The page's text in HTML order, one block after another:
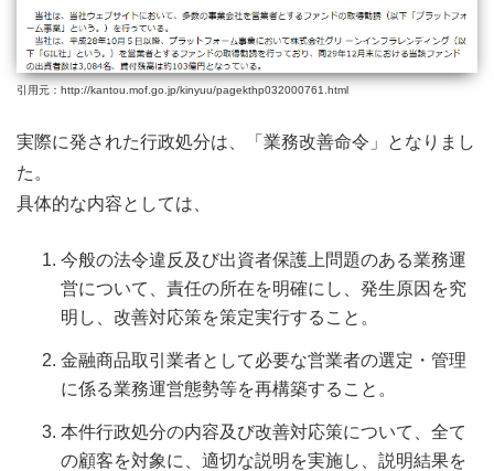
引用元：http://kantou.mof.go.jp/kinyuu/pagekthp032000761.html
実際に発された行政処分は、「業務改善命令」となりまし
た。
具体的な内容としては、
今般の法令違反及び出資者保護上問題のある業務運
営について、責任の所在を明確にし、発生原因を究
明し、改善対応策を策定実行すること。
金融商品取引業者として必要な営業者の選定・管理
に係る業務運営態勢等を再構築すること。
本件行政処分の内容及び改善対応策について、全て
の顧客を対象に、適切な説明を実施し、説明結果を